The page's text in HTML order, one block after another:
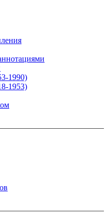
1990)
1953)